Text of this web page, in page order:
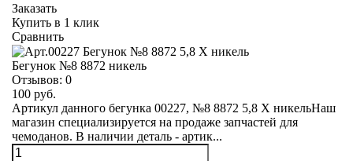
Заказать
Купить в 1 клик
Сравнить
Бегунок №8 8872 никель
Отзывов: 0
100 руб.
Артикул данного бегунка 00227, №8 8872 5,8 Х никельНаш
магазин специализируется на продаже запчастей для
чемоданов. В наличии деталь - артик...